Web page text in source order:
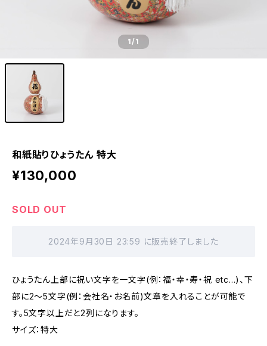
1/1
和紙貼りひょうたん 特大
¥130,000
SOLD OUT
2024年9月30日 23:59 に販売終了しました
ひょうたん上部に祝い文字を一文字(例：福・幸・寿・祝 etc...)、下
部に2〜5文字(例：会社名・お名前)文章を入れることが可能で
す。5文字以上だと2列になります。
サイズ：特大